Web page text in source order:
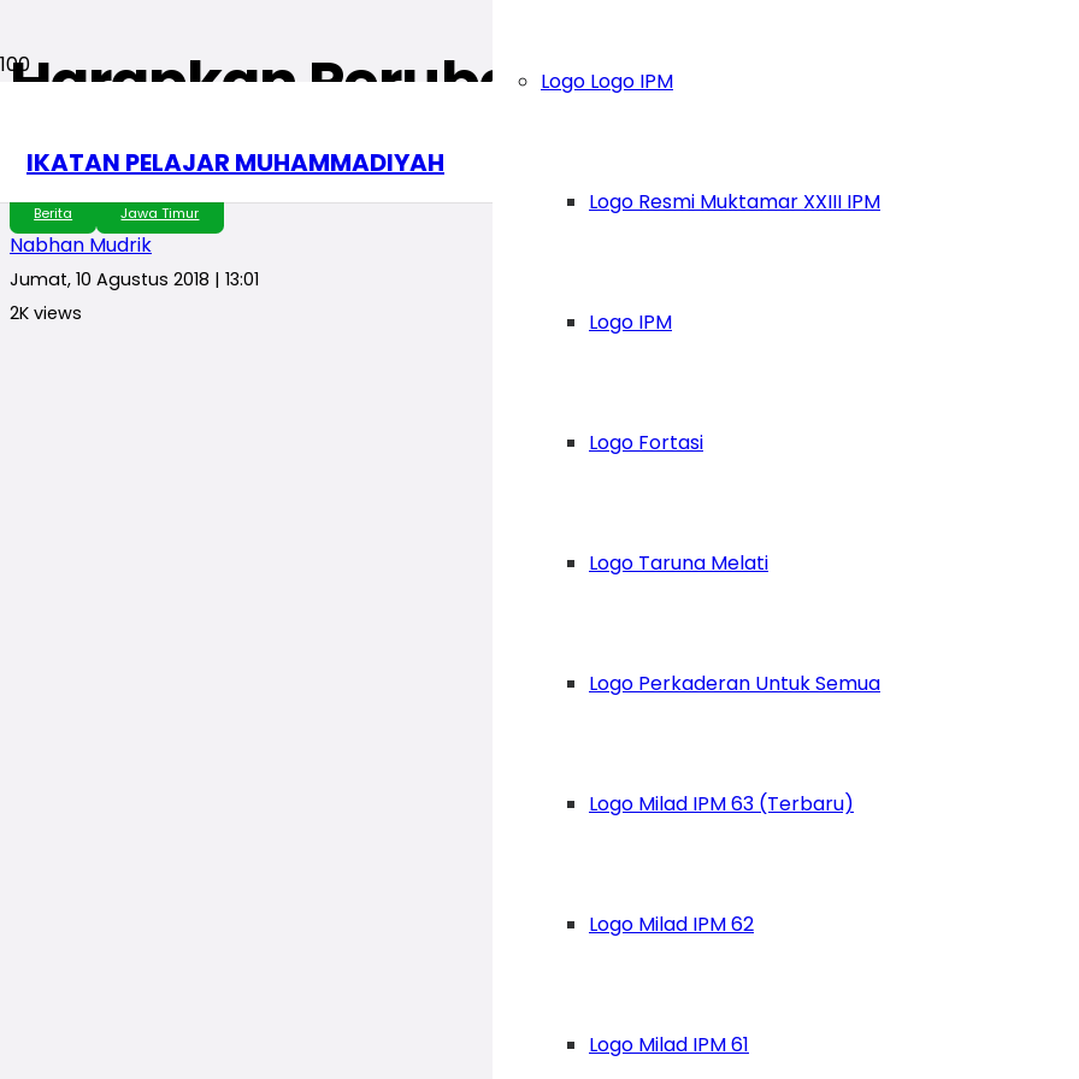
IKATAN PELAJAR MUHAMMADIYAH
Logo Logo IPM
Logo Resmi Muktamar XXIII IPM
Logo IPM
Logo Fortasi
Logo Taruna Melati
Logo Perkaderan Untuk Semua
Logo Milad IPM 63 (Terbaru)
Logo Milad IPM 62
Logo Milad IPM 61
Harapkan Perubahan, Bupati
Muktamar XXI IPM
Berita Jawa Timur
Nabhan Mudrik
Jumat, 10 Agustus 2018 | 13:01
2K views